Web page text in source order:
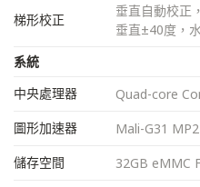
梯形校正
垂直自動校正
垂直±40度，
系統
中央處理器
Quad-core
圖形加速器
Mali-G31 MP2
儲存空間
32GB eMMC